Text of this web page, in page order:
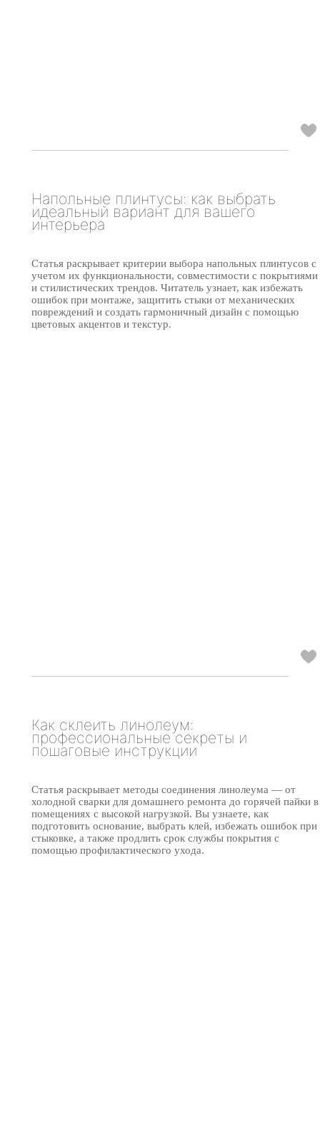
Напольные плинтусы: как выбрать
идеальный вариант для вашего
интерьера
Статья раскрывает критерии выбора напольных плинтусов с
учетом их функциональности, совместимости с покрытиями
и стилистических трендов. Читатель узнает, как избежать
ошибок при монтаже, защитить стыки от механических
повреждений и создать гармоничный дизайн с помощью
цветовых акцентов и текстур.
Как склеить линолеум:
профессиональные секреты и
пошаговые инструкции
Статья раскрывает методы соединения линолеума — от
холодной сварки для домашнего ремонта до горячей пайки в
помещениях с высокой нагрузкой. Вы узнаете, как
подготовить основание, выбрать клей, избежать ошибок при
стыковке, а также продлить срок службы покрытия с
помощью профилактического ухода.